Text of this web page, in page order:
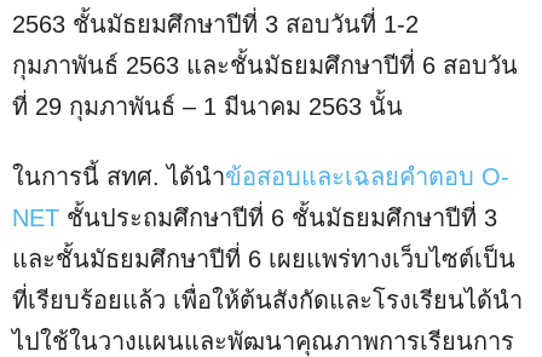
2563 ชั้นมัธยมศึกษาปีที่ 3 สอบวันที่ 1-2
กุมภาพันธ์ 2563 และชั้นมัธยมศึกษาปีที่ 6 สอบวัน
ที่ 29 กุมภาพันธ์ – 1 มีนาคม 2563 นั้น
ในการนี้ สทศ. ได้นำข้อสอบและเฉลยคำตอบ O-
NET ชั้นประถมศึกษาปีที่ 6 ชั้นมัธยมศึกษาปีที่ 3
และชั้นมัธยมศึกษาปีที่ 6 เผยแพร่ทางเว็บไซต์เป็น
ที่เรียบร้อยแล้ว เพื่อให้ต้นสังกัดและโรงเรียนได้นำ
ไปใช้ในวางแผนและพัฒนาคุณภาพการเรียนการ